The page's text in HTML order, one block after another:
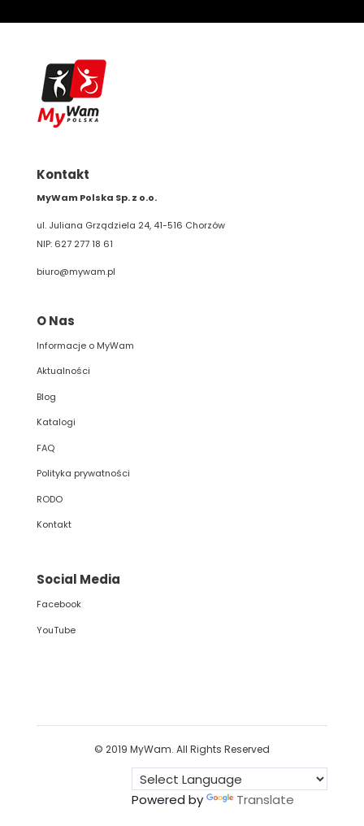
Kontakt
MyWam Polska Sp. z o.o.
ul. Juliana Grządziela 24, 41-516 Chorzów
NIP: 627 277 18 61
biuro@mywam.pl
O Nas
Informacje o MyWam
Aktualności
Blog
Katalogi
FAQ
Polityka prywatności
RODO
Kontakt
Social Media
Facebook
YouTube
© 2019 MyWam. All Rights Reserved
Powered by Translate